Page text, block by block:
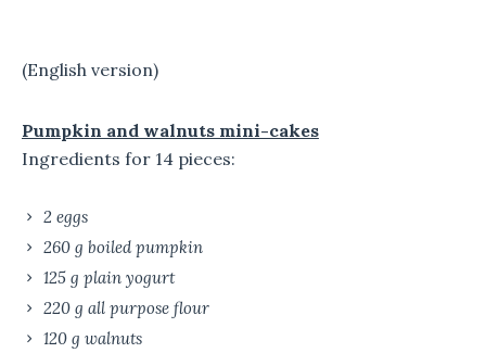
(English version)
Pumpkin and walnuts mini-cakes
Ingredients for 14 pieces:
2 eggs
260 g boiled pumpkin
125 g plain yogurt
220 g all purpose flour
120 g walnuts